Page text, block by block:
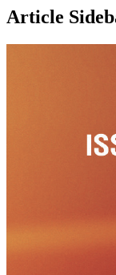
Article